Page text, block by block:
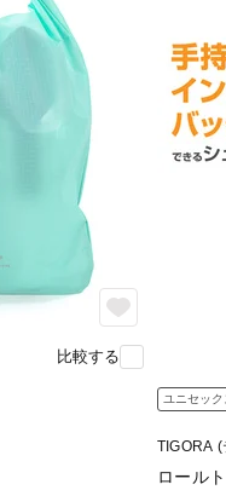
比較する
ユニセック
TIGORA
ロール